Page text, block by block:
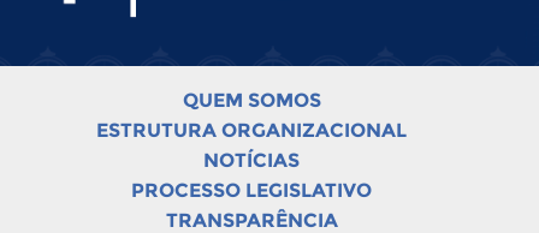
QUEM SOMOS
ESTRUTURA ORGANIZACIONAL
NOTÍCIAS
PROCESSO LEGISLATIVO
TRANSPARÊNCIA